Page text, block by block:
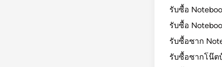
รับซื้อ
รับซื้อ
รับซื้อซาก
รับซื้อซากโน๊ต